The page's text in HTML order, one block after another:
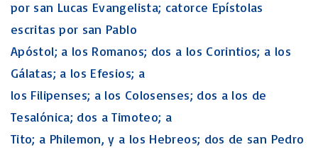
por san Lucas Evangelista; catorce Epístolas
escritas por san Pablo
Apóstol; a los Romanos; dos a los Corintios; a los
Gálatas; a los Efesios; a
los Filipenses; a los Colosenses; dos a los de
Tesalónica; dos a Timoteo; a
Tito; a Philemon, y a los Hebreos; dos de san Pedro